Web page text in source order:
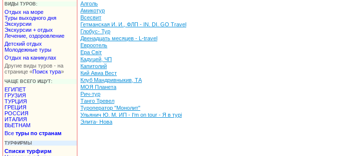
ВИДЫ ТУРОВ:
Отдых на море
Туры выходного дня
Экскурсии
Экскурсии + отдых
Лечение, оздоровление
Детский отдых
Молодежные туры
Отдых на каникулах
Другие виды туров - на
странице «Поиск тура»
ЧАЩЕ ВСЕГО ИЩУТ:
ЕГИПЕТ
ГРУЗИЯ
ТУРЦИЯ
ГРЕЦИЯ
РОССИЯ
ИТАЛИЯ
ВЬЕТНАМ
Все туры по странам
ТУРФИРМЫ
Списки турфирм
Алголь
Амикотур
Всесвит
Гетманская И. И., ФЛП - IN. DI. GO Travel
Глобус- Тур
Двенадцать месяцев - L-travel
Евроотель
Ера Світ
Кадуцей, ЧП
Капитолий
Кий Авиа Вест
Клуб Мандривныкив, ТА
МОЯ Планета
Рич-тур
Танго Тревел
Туроператор "Монолит"
Ульянич Ю. М. ИП - I'm on tour - Я в турі
Элита- Нова